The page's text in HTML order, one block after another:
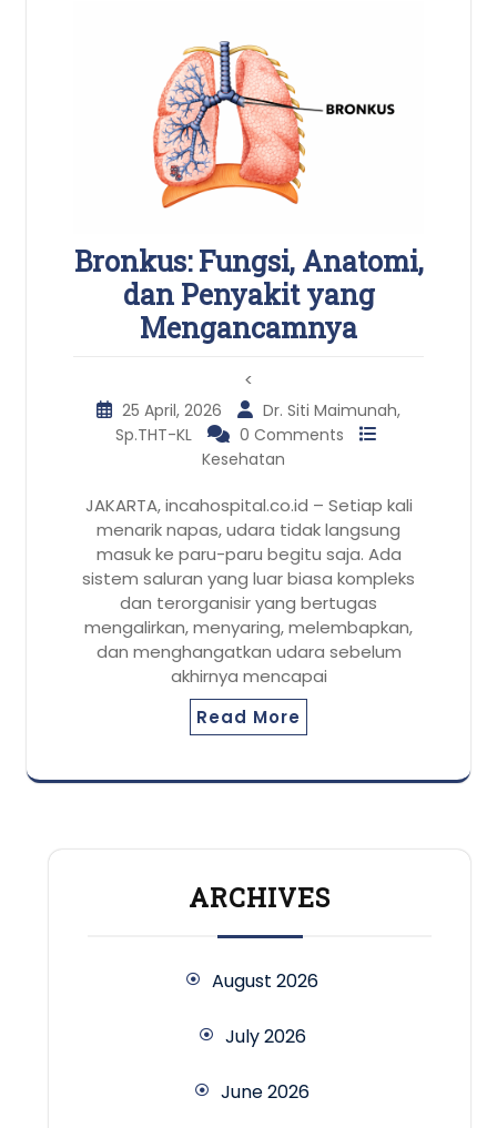
Bronkus: Fungsi, Anatomi,
dan Penyakit yang
Mengancamnya
<
25 April, 2026
Dr. Siti Maimunah,
Sp.THT-KL
0 Comments
Kesehatan
JAKARTA, incahospital.co.id – Setiap kali
menarik napas, udara tidak langsung
masuk ke paru-paru begitu saja. Ada
sistem saluran yang luar biasa kompleks
dan terorganisir yang bertugas
mengalirkan, menyaring, melembapkan,
dan menghangatkan udara sebelum
akhirnya mencapai
Read More
ARCHIVES
August 2026
July 2026
June 2026